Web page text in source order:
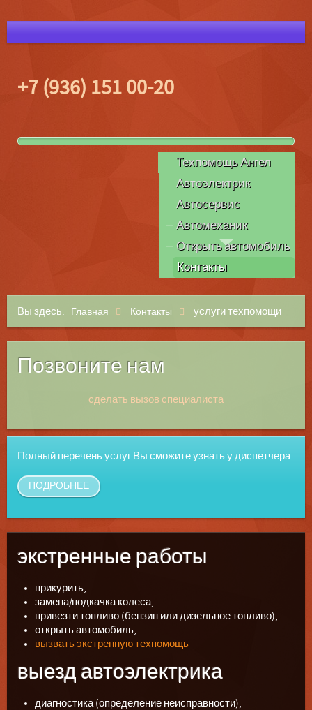
+7 (936) 151 00-20
Техпомощь Ангел
Автоэлектрик
Автосервис
Автомеханик
Открыть автомобиль
Контакты
Вы здесь: Главная Контакты услуги техпомощи
Позвоните нам
сделать вызов специалиста
Полный перечень услуг Вы сможите узнать у диспетчера.
ПОДРОБНЕЕ
экстренные работы
прикурить,
замена/подкачка колеса,
привезти топливо (бензин или дизельное топливо),
открыть автомобиль,
вызвать экстренную техпомощь
выезд автоэлектрика
диагностика (определение неисправности),